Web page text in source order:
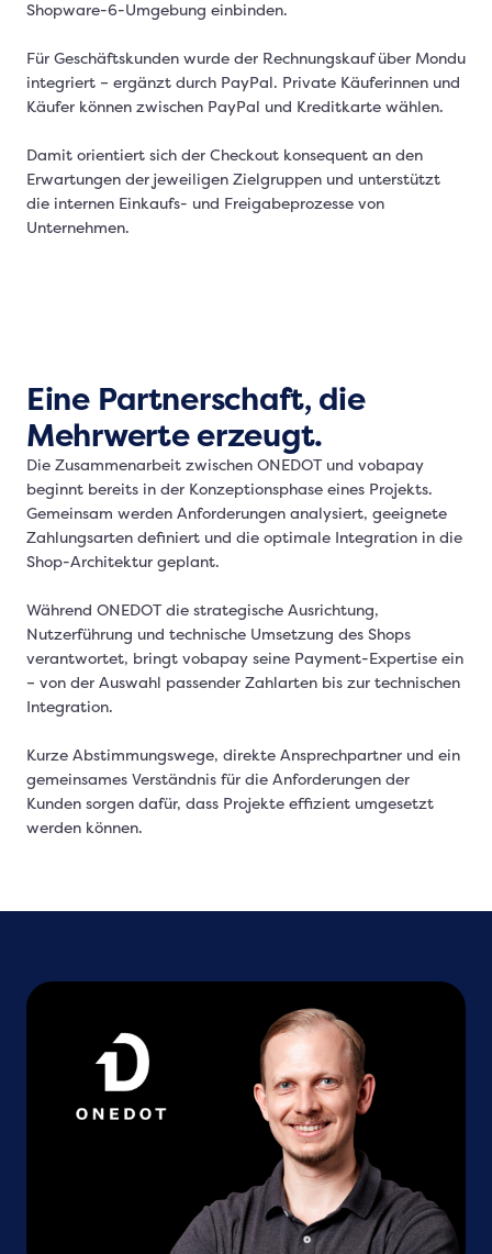
Shopware-6-Umgebung einbinden.
Für Geschäftskunden wurde der Rechnungskauf über Mondu
integriert – ergänzt durch PayPal. Private Käuferinnen und
Käufer können zwischen PayPal und Kreditkarte wählen.
Damit orientiert sich der Checkout konsequent an den
Erwartungen der jeweiligen Zielgruppen und unterstützt
die internen Einkaufs- und Freigabeprozesse von
Unternehmen.
Eine Partnerschaft, die
Mehrwerte erzeugt.
Die Zusammenarbeit zwischen ONEDOT und vobapay
beginnt bereits in der Konzeptionsphase eines Projekts.
Gemeinsam werden Anforderungen analysiert, geeignete
Zahlungsarten definiert und die optimale Integration in die
Shop-Architektur geplant.
Während ONEDOT die strategische Ausrichtung,
Nutzerführung und technische Umsetzung des Shops
verantwortet, bringt vobapay seine Payment-Expertise ein
– von der Auswahl passender Zahlarten bis zur technischen
Integration.
Kurze Abstimmungswege, direkte Ansprechpartner und ein
gemeinsames Verständnis für die Anforderungen der
Kunden sorgen dafür, dass Projekte effizient umgesetzt
werden können.